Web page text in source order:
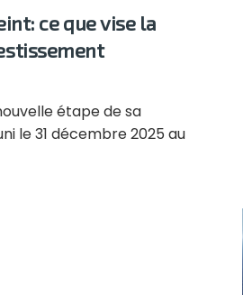
ce que vise la
étape de sa
le 31 décembre 2025 au